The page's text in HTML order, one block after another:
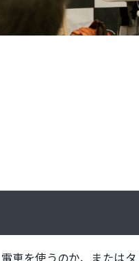
車を使うのか、またはタ